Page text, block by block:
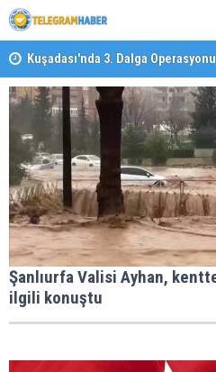
Kuşadası'nda 3. Dalga
Altındaki Dosya: 2023 İmar
İzmirli Firmadan Avrupa’da Önemli
Şanlıurfa Valisi Ayhan,
ilgili konuştu